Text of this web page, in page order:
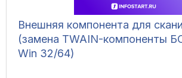
Внешняя компонента для
(замена TWAIN-компоненты
Win 32/64)